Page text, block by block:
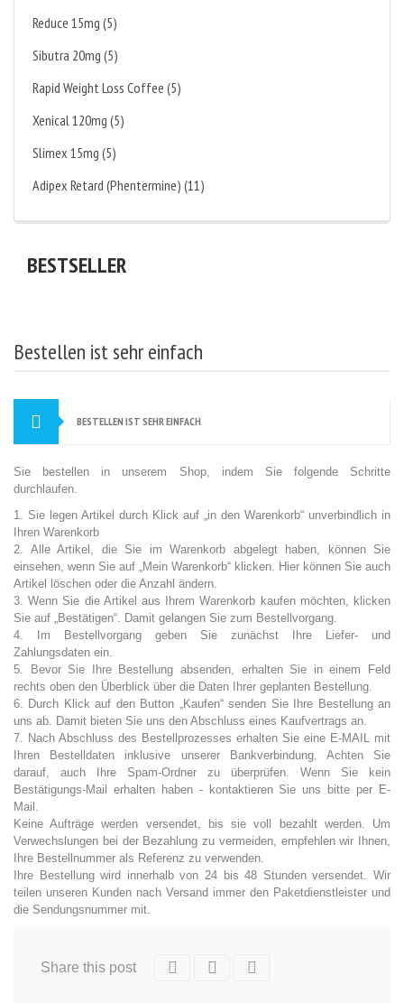
Reduce 15mg (5)
Sibutra 20mg (5)
Rapid Weight Loss Coffee (5)
Xenical 120mg (5)
Slimex 15mg (5)
Adipex Retard (Phentermine) (11)
BESTSELLER
Bestellen ist sehr einfach
BESTELLEN IST SEHR EINFACH
Sie bestellen in unserem Shop, indem Sie folgende Schritte
durchlaufen.
1. Sie legen Artikel durch Klick auf „in den Warenkorb“ unverbindlich in
Ihren Warenkorb
2. Alle Artikel, die Sie im Warenkorb abgelegt haben, können Sie
einsehen, wenn Sie auf „Mein Warenkorb“ klicken. Hier können Sie auch
Artikel löschen oder die Anzahl ändern.
3. Wenn Sie die Artikel aus Ihrem Warenkorb kaufen möchten, klicken
Sie auf „Bestätigen“. Damit gelangen Sie zum Bestellvorgang.
4. Im Bestellvorgang geben Sie zunächst Ihre Liefer- und
Zahlungsdaten ein.
5. Bevor Sie Ihre Bestellung absenden, erhalten Sie in einem Feld
rechts oben den Überblick über die Daten Ihrer geplanten Bestellung.
6. Durch Klick auf den Button „Kaufen“ senden Sie Ihre Bestellung an
uns ab. Damit bieten Sie uns den Abschluss eines Kaufvertrags an.
7. Nach Abschluss des Bestellprozesses erhalten Sie eine E-MAIL mit
Ihren Bestelldaten inklusive unserer Bankverbindung. Achten Sie
darauf, auch Ihre Spam-Ordner zu überprüfen. Wenn Sie kein
Bestätigungs-Mail erhalten haben - kontaktieren Sie uns bitte per E-
Mail.
Keine Aufträge werden versendet, bis sie voll bezahlt werden. Um
Verwechslungen bei der Bezahlung zu vermeiden, empfehlen wir Ihnen,
Ihre Bestellnummer als Referenz zu verwenden.
Ihre Bestellung wird innerhalb von 24 bis 48 Stunden versendet. Wir
teilen unseren Kunden nach Versand immer den Paketdienstleister und
die Sendungsnummer mit.
Share this post